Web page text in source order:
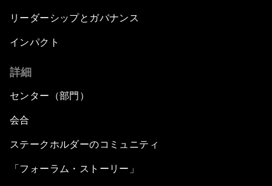
リーダーシップとガバナンス
インパクト
詳細
センター（部門）
会合
ステークホルダーのコミュニティ
「フォーラム・ストーリー」